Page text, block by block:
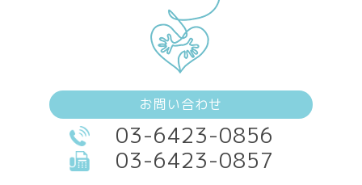
お問い合わせ
03-6423-0856
03-6423-0857